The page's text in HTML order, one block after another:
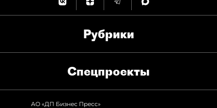
Рубрики
Спец­проекты
АО «ДП Бизнес Пресс»